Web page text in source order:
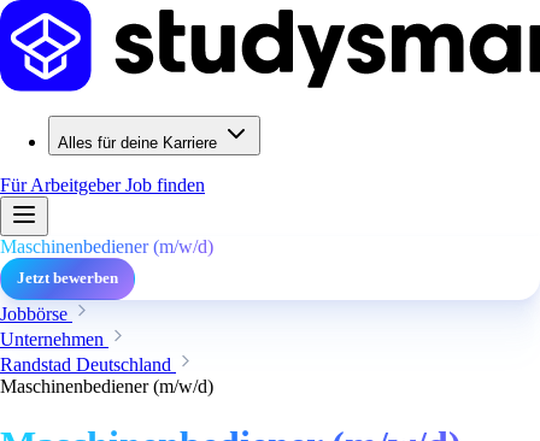
Alles für deine Karriere
Für ArbeitgeberJob finden
Maschinenbediener (m/w/d)
Jetzt bewerben
Jobbörse
Unternehmen
Randstad Deutschland
Maschinenbediener (m/w/d)